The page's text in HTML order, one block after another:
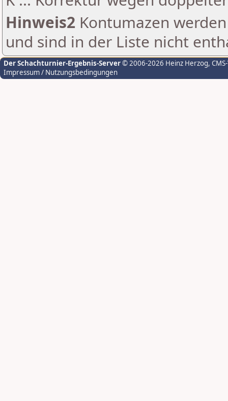
Hinweis2 Kontumazen
und sind in der Liste nicht
Der Schachturnier-Ergebnis-Server© 2006-2026 Heinz Herzog,
Impressum / Nutzungsbedingungen